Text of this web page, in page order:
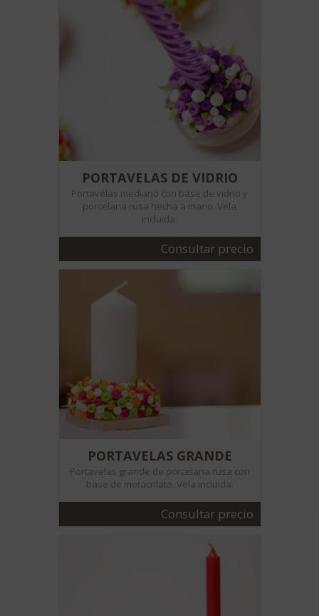
PORTAVELAS DE VIDRIO
Portavelas mediano con base de vidrio y
porcelana rusa hecha a mano. Vela
incluida.
Consultar precio
PORTAVELAS GRANDE
Portavelas grande de porcelana rusa con
base de metacrilato. Vela incluida.
Consultar precio